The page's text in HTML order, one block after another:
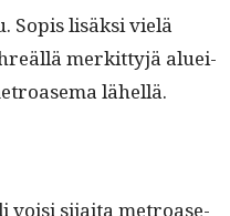
Sopis lisäk­si vielä
merkit­tyjä aluei­
lähellä.
voisi sijai­ta metroase­